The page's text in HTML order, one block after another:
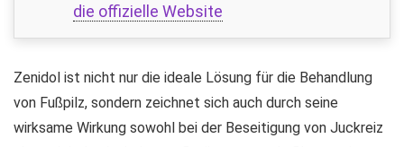
die offizielle Website
Zenidol ist nicht nur die ideale Lösung für die Behandlung
von Fußpilz, sondern zeichnet sich auch durch seine
wirksame Wirkung sowohl bei der Beseitigung von Juckreiz